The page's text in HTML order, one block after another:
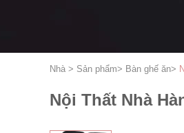
Nhà > Sản phẩm> Bàn ghế ăn>
Nội Thất Nhà